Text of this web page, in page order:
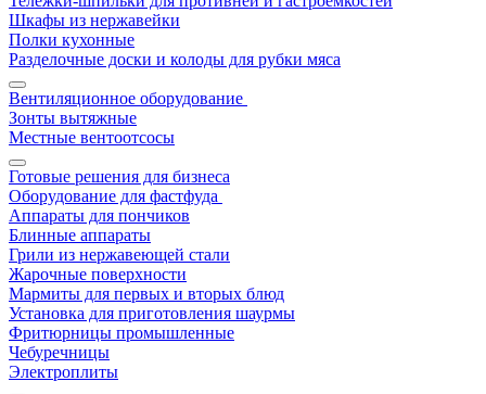
Шкафы из нержавейки
Полки кухонные
Разделочные доски и колоды для рубки мяса
Вентиляционное оборудование
Зонты вытяжные
Местные вентоотсосы
Готовые решения для бизнеса
Оборудование для фастфуда
Аппараты для пончиков
Блинные аппараты
Грили из нержавеющей стали
Жарочные поверхности
Мармиты для первых и вторых блюд
Установка для приготовления шаурмы
Фритюрницы промышленные
Чебуречницы
Электроплиты